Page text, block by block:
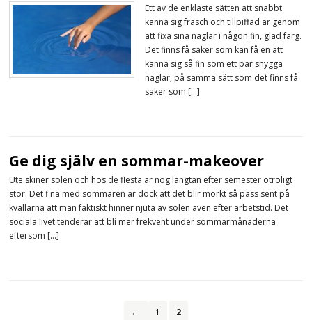
Ett av de enklaste sätten att snabbt
känna sig fräsch och tillpiffad är genom
att fixa sina naglar i någon fin, glad färg.
Det finns få saker som kan få en att
känna sig så fin som ett par snygga
naglar, på samma sätt som det finns få
saker som […]
Ge dig själv en sommar-makeover
Ute skiner solen och hos de flesta är nog längtan efter semester otroligt
stor. Det fina med sommaren är dock att det blir mörkt så pass sent på
kvällarna att man faktiskt hinner njuta av solen även efter arbetstid. Det
sociala livet tenderar att bli mer frekvent under sommarmånaderna
eftersom […]
← 1 2